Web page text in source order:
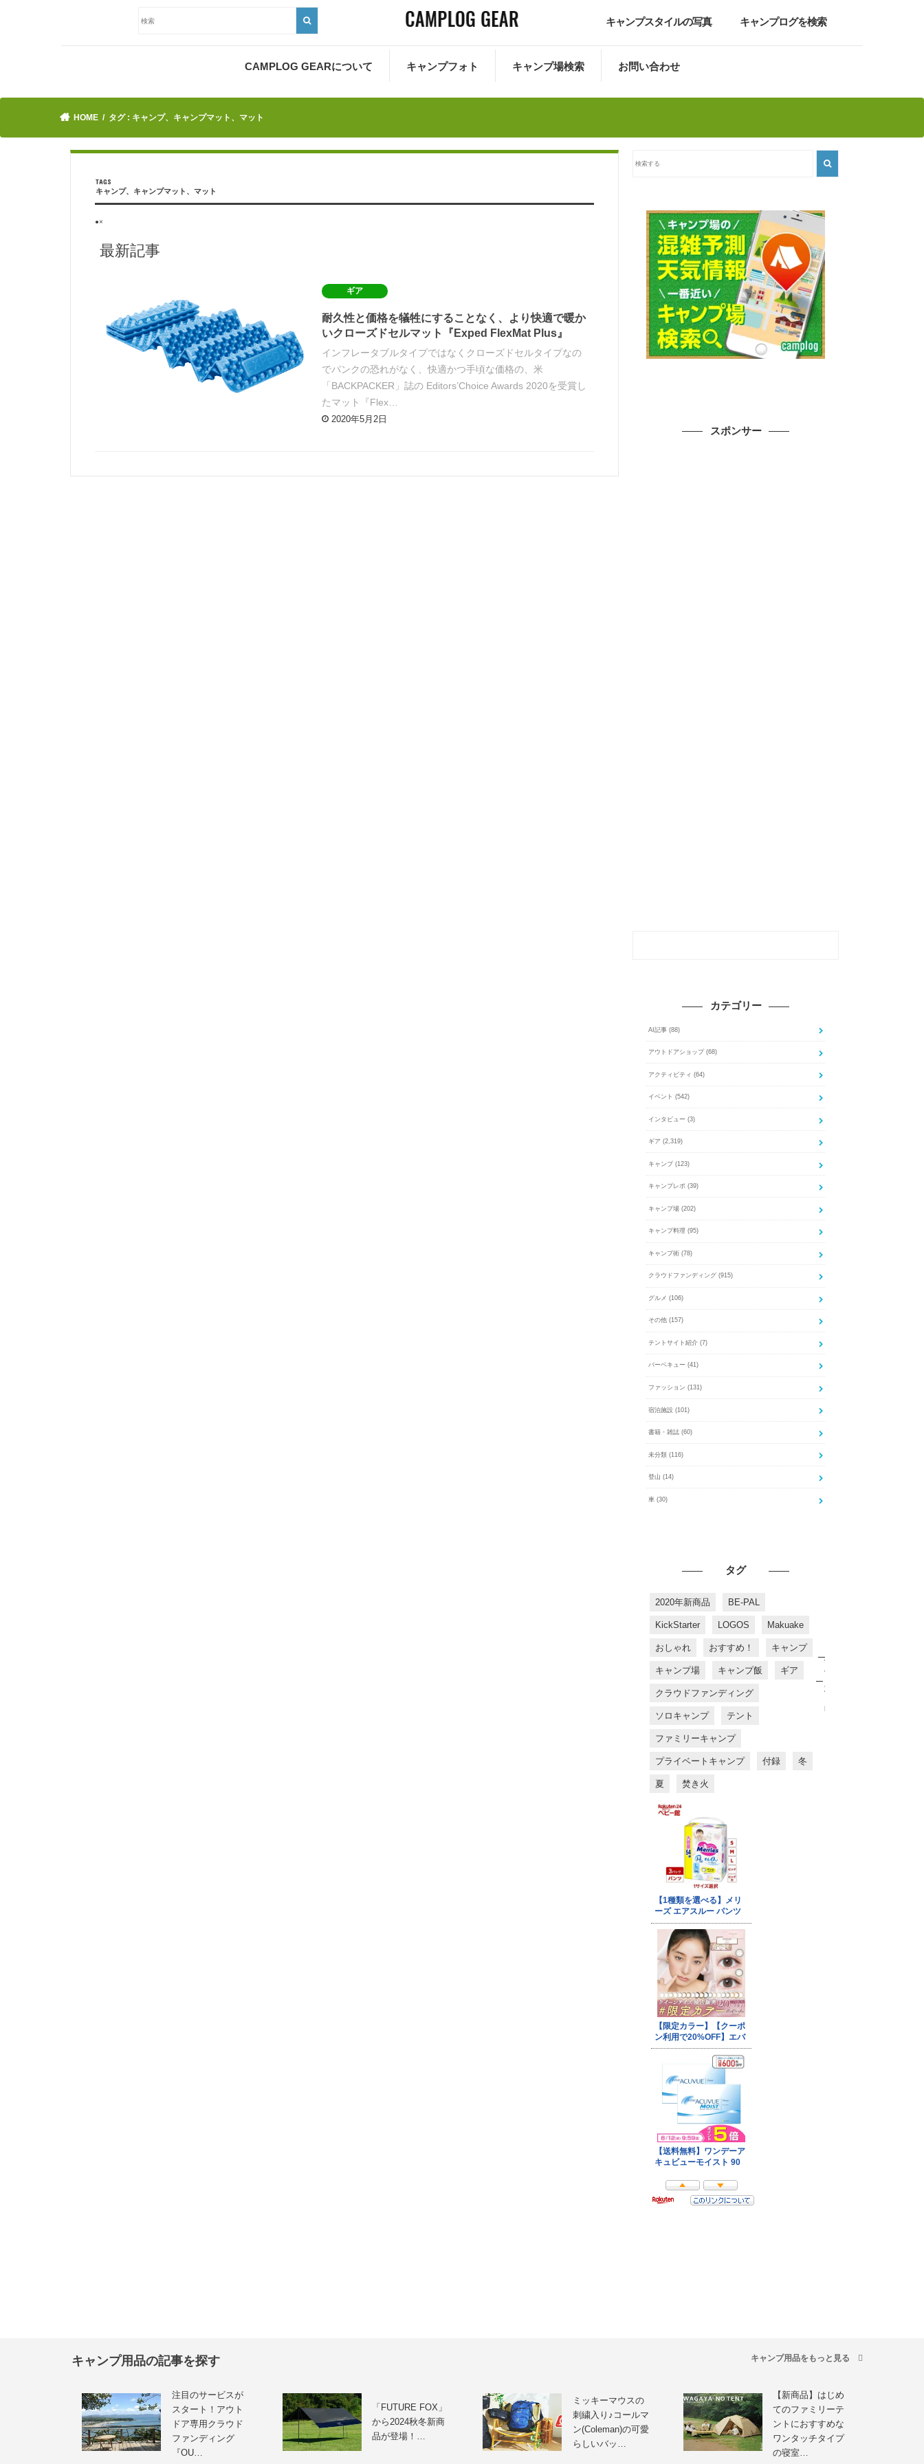
キャンプスタイルの写真 キャンプログを検索
CAMPLOG GEARについて キャンプフォト キャンプ場検索 お問い合わせ
HOME タグ : キャンプ、キャンプマット、マット
キャンプ、キャンプマット、マット
●×
最新記事
ギア
耐久性と価格を犠牲にすることなく、より快適で暖か
いクローズドセルマット『Exped FlexMat Plus』
インフレータブルタイプではなくクローズドセルタイプなの
でパンクの恐れがなく、快適かつ手頃な価格の、米
「BACKPACKER」誌の Editors’Choice Awards 2020を受賞し
たマット『Flex…
2020年5月2日
スポンサー
カテゴリー
AI記事 (88)
アウトドアショップ (68)
アクティビティ (64)
イベント (542)
インタビュー (3)
ギア (2,319)
キャンプ (123)
キャンプレポ (39)
キャンプ場 (202)
キャンプ料理 (95)
キャンプ術 (78)
クラウドファンディング (915)
グルメ (106)
その他 (157)
テントサイト紹介 (7)
バーベキュー (41)
ファッション (131)
宿泊施設 (101)
書籍・雑誌 (60)
未分類 (116)
登山 (14)
車 (30)
タグ
2020年新商品 BE-PAL
KickStarter LOGOS Makuake
おしゃれ おすすめ！ キャンプ
キャンプ場 キャンプ飯 ギア
クラウドファンディング
ソロキャンプ テント
ファミリーキャンプ
プライベートキャンプ 付録 冬
夏 焚き火
す
す
め
商
品
キャンプ用品の記事を探す キャンプ用品をもっと見る
注目のサービスが
スタート！アウト
ドア専用クラウド
ファンディング
『OU…
「FUTURE FOX」
から2024秋冬新商
品が登場！…
ミッキーマウスの
刺繍入り♪コールマ
ン(Coleman)の可愛
らしいバッ…
【新商品】はじめ
てのファミリーテ
ントにおすすめな
ワンタッチタイプ
の寝室…